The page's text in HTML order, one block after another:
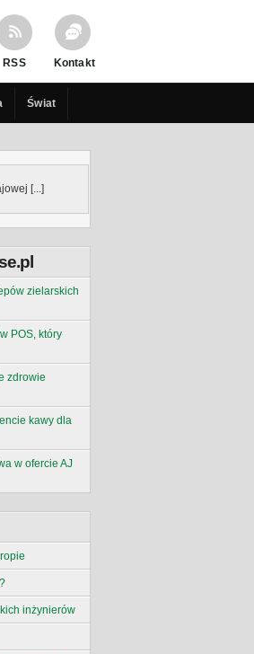
RSS
Kontakt
Świat
[...]
zielarskich
POS, który
zdrowie
kawy dla
w ofercie AJ
inżynierów